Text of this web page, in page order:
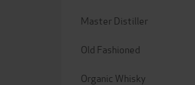
Master Distiller
Old Fashioned
Organic Whisky